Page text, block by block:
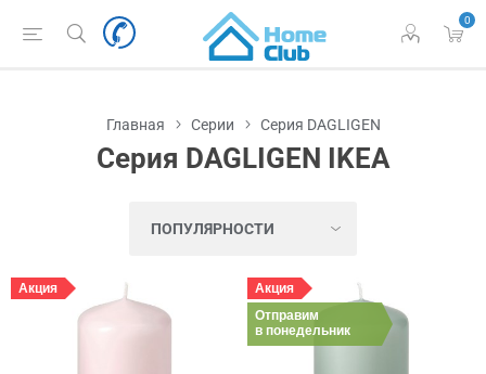
0
Главная Серии Серия DAGLIGEN
Серия DAGLIGEN IKEA
Акция
Акция
Отправим
в понедельник